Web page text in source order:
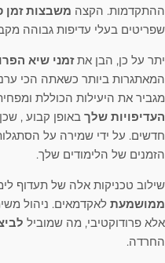
ההתקדמות. הקצה משבצות זמן
שפריטים בעלי עדיפות גבוהה
יתר על כן, הבן אתזמני שיא
המאתגרות ביותר כשאתה הכי
מגביר את היעילות הכוללת
העדיפויות שלך באופן קבוע ,
חדשים. על ידי שמירה על
הזמנים של הלימודים שלך.
שילוב טכניקות אלה של תעדוף
ממושמעת לאקדמאים. ניהול
אלא פרודוקטיבי, מה שמוביל
החרדה.